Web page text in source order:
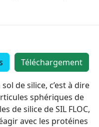
Téléchargement
de silice, c’est à dire
sphériques de
de silice de SIL FLOC,
avec les protéines